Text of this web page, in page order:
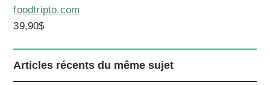
foodtripto.com
39,90$
Articles récents du même sujet